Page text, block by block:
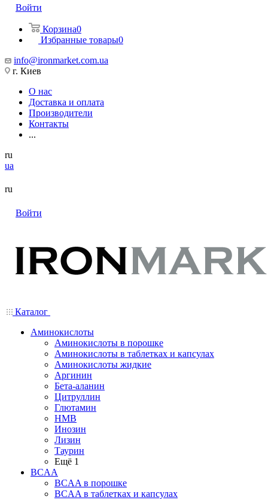
Войти
Корзина0
Избранные товары0
info@ironmarket.com.ua
г. Киев
О нас
Доставка и оплата
Производители
Контакты
...
ru
ua
ru
Войти
Каталог
Аминокислоты
Аминокислоты в порошке
Аминокислоты в таблетках и капсулах
Аминокислоты жидкие
Аргинин
Бета-аланин
Цитруллин
Глютамин
HMB
Инозин
Лизин
Таурин
Ещё 1
BCAA
BCAA в порошке
BCAA в таблетках и капсулах